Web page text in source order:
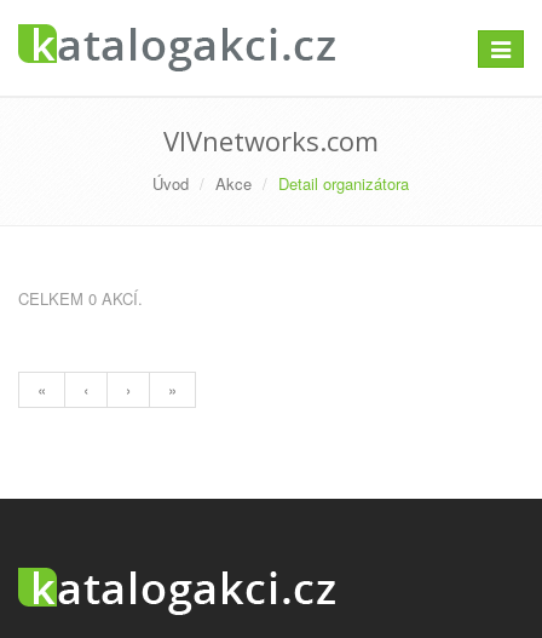
VIVnetworks.com
Úvod Akce Detail organizátora
CELKEM 0 AKCÍ.
« ‹ › »